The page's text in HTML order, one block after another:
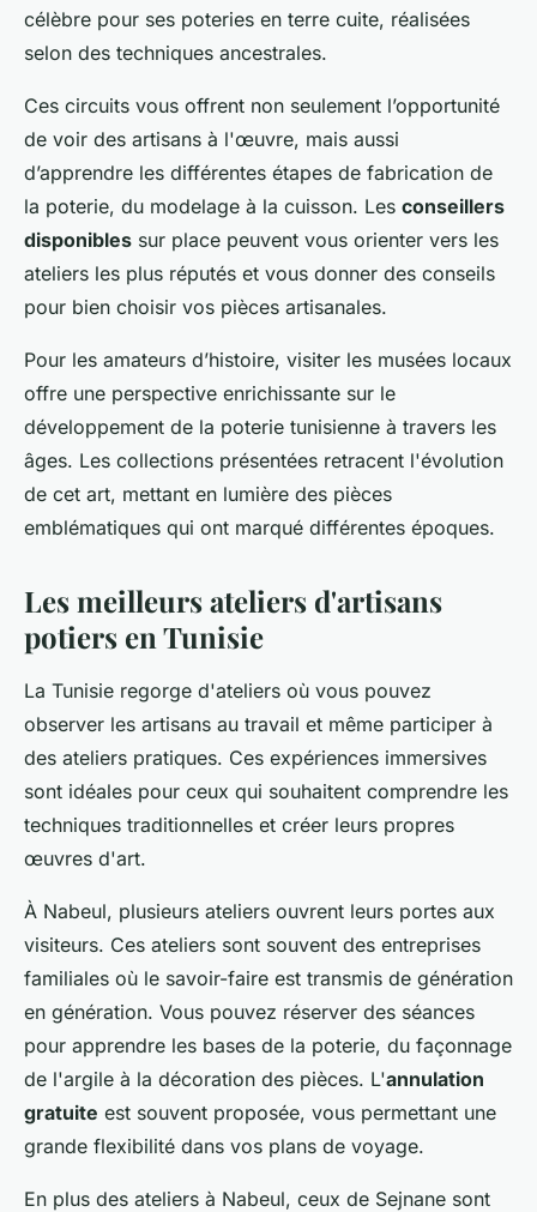
célèbre pour ses poteries en terre cuite, réalisées
selon des techniques ancestrales.
Ces circuits vous offrent non seulement l’opportunité
de voir des artisans à l'œuvre, mais aussi
d’apprendre les différentes étapes de fabrication de
la poterie, du modelage à la cuisson. Les conseillers
disponibles sur place peuvent vous orienter vers les
ateliers les plus réputés et vous donner des conseils
pour bien choisir vos pièces artisanales.
Pour les amateurs d’histoire, visiter les musées locaux
offre une perspective enrichissante sur le
développement de la poterie tunisienne à travers les
âges. Les collections présentées retracent l'évolution
de cet art, mettant en lumière des pièces
emblématiques qui ont marqué différentes époques.
Les meilleurs ateliers d'artisans
potiers en Tunisie
La Tunisie regorge d'ateliers où vous pouvez
observer les artisans au travail et même participer à
des ateliers pratiques. Ces expériences immersives
sont idéales pour ceux qui souhaitent comprendre les
techniques traditionnelles et créer leurs propres
œuvres d'art.
À Nabeul, plusieurs ateliers ouvrent leurs portes aux
visiteurs. Ces ateliers sont souvent des entreprises
familiales où le savoir-faire est transmis de génération
en génération. Vous pouvez réserver des séances
pour apprendre les bases de la poterie, du façonnage
de l'argile à la décoration des pièces. L'annulation
gratuite est souvent proposée, vous permettant une
grande flexibilité dans vos plans de voyage.
En plus des ateliers à Nabeul, ceux de Sejnane sont